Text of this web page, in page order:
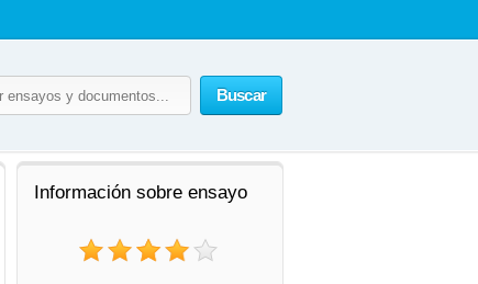
Buscar
Información sobre ensayo